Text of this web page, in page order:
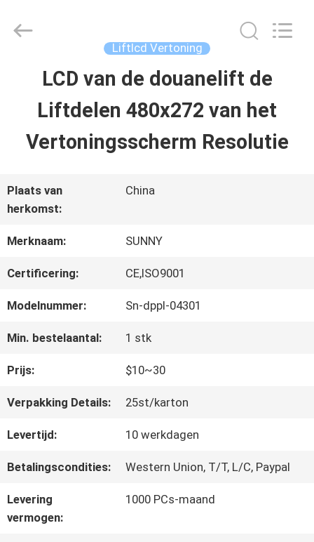
HUIS
PRODUCTEN
VIDEO'S
ONGEVEER
ONS
KWALITEITSCONTROLE
CONTACTEER
ONS
NIEUWS
SUNNY
ELEVATOR
Liftlcd Vertoning
LCD van de douanelift de
Liftdelen 480x272 van het
Vertoningsscherm Resolutie
Plaats van
herkomst:
China
Merknaam: SUNNY
Certificering: CE,ISO9001
Modelnummer: Sn-dppl-04301
Min. bestelaantal: 1 stk
Prijs: $10~30
Verpakking Details: 25st/karton
Levertijd: 10 werkdagen
Betalingscondities: Western Union, T/T, L/C, Paypal
Levering
vermogen:
1000 PCs-maand